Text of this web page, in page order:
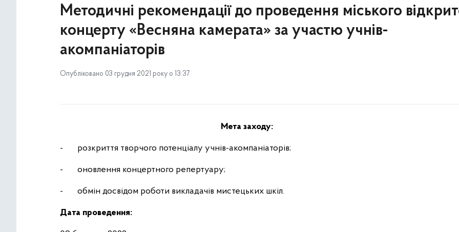
Методичні рекомендації до проведення міського
концерту «Весняна камерата» за участю учнів-
акомпаніаторів
Опубліковано 03 грудня 2021 року о 13:37
Мета заходу:
- розкриття творчого потенціалу учнів-акомпаніаторів;
- оновлення концертного репертуару;
- обмін досвідом роботи викладачів мистецьких шкіл.
Дата проведення: